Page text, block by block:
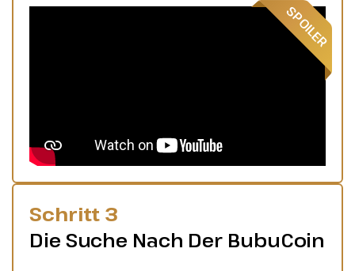
Schritt 3
Die Suche Nach Der BubuCoin